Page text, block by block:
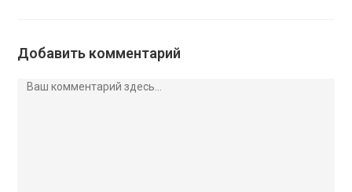
Добавить комментарий